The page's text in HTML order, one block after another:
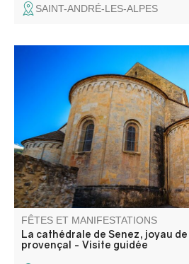
SAINT-ANDRÉ-LES-ALPES
L'ancienne cathédrale de Senez
pour y admirer un mobilier
monument typique du premier art
FÊTES ET MANIFESTATIONS
La cathédrale de Senez, joyau
provençal - Visite guidée